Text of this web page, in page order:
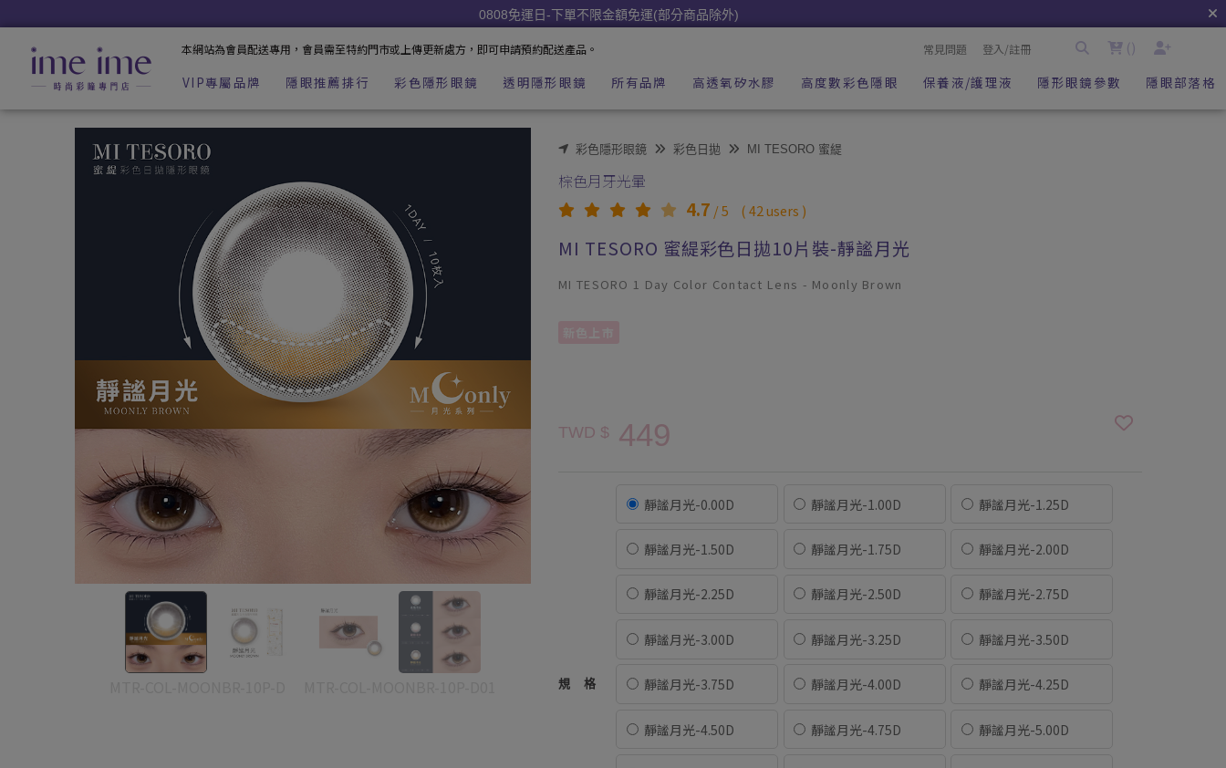
0808免運日-下單不限金額免運(部分商品除外)
分享商品心得領紅利⟢
本網站為會員配送專用，會員需至特約門市或上傳更新處方，即可申請預約配送產品。 常見問題 登入/註冊 ()
VIP專屬品牌 隱眼推薦排行 彩色隱形眼鏡 透明隱形眼鏡 所有品牌 高透氧矽水膠 高度數彩色隱眼 保養液/護理液 隱形眼鏡參數 隱眼部落格
彩色隱形眼鏡 彩色日拋 MI TESORO 蜜緹
棕色月牙光暈
4.7 /5 (42users )
MI TESORO 蜜緹彩色日拋10片裝-靜謐月光
MI TESORO 1 Day Color Contact Lens - Moonly Brown
TWD $ 449
規格
靜謐月光-0.00D 靜謐月光-1.00D 靜謐月光-1.25D
靜謐月光-1.50D 靜謐月光-1.75D 靜謐月光-2.00D
靜謐月光-2.25D 靜謐月光-2.50D 靜謐月光-2.75D
靜謐月光-3.00D 靜謐月光-3.25D 靜謐月光-3.50D
靜謐月光-3.75D 靜謐月光-4.00D 靜謐月光-4.25D
靜謐月光-4.50D 靜謐月光-4.75D 靜謐月光-5.00D